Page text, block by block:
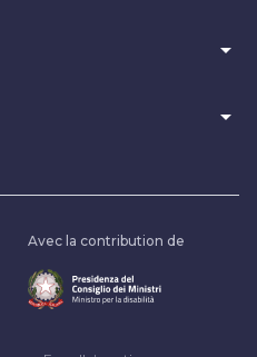
arrow_drop_down
arrow_drop_down
Avec la contribution de